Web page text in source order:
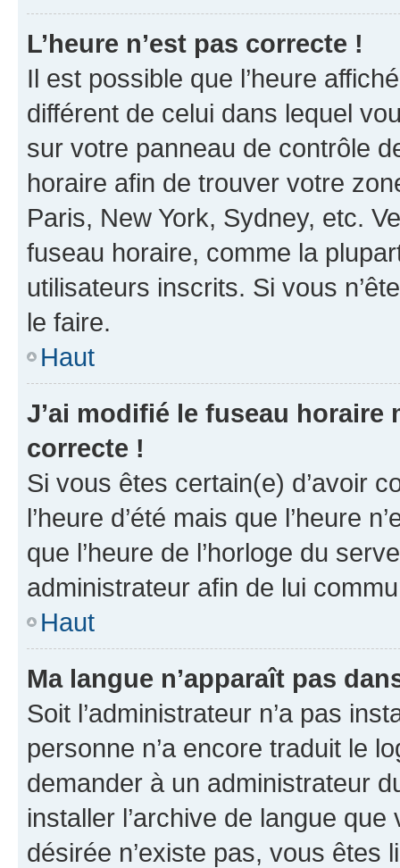
L’heure n’est pas correcte !
Il est possible que l’heure
différent de celui dans lequel
sur votre panneau de contrôle
horaire afin de trouver votre
Paris, New York, Sydney, etc.
fuseau horaire, comme la
utilisateurs inscrits. Si vous
le faire.
Haut
J’ai modifié le fuseau horaire
correcte !
Si vous êtes certain(e) d’avoir
l’heure d’été mais que l’heure
que l’heure de l’horloge du
administrateur afin de lui
Haut
Ma langue n’apparaît pas
Soit l’administrateur n’a pas
personne n’a encore traduit le
demander à un administrateur
installer l’archive de langue
désirée n’existe pas, vous êtes